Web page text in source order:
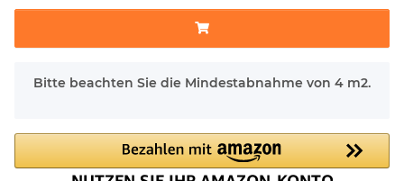
x
Bitte beachten Sie die Mindestabnahme von 4 m2.